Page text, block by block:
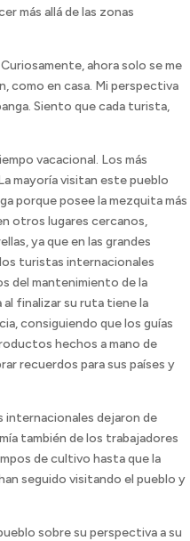
más allá de las zonas
ahora solo se me
como en casa. Mi perspectiva
Siento que cada turista,
vacacional. Los más
mayoría visitan este pueblo
porque posee la mezquita más
otros lugares cercanos,
ya que en las grandes
turistas internacionales
del mantenimiento de la
finalizar su ruta tiene la
consiguiendo que los guías
hechos a mano de
recuerdos para sus países y
internacionales dejaron de
también de los trabajadores
de cultivo hasta que la
seguido visitando el pueblo y
sobre su perspectiva a su